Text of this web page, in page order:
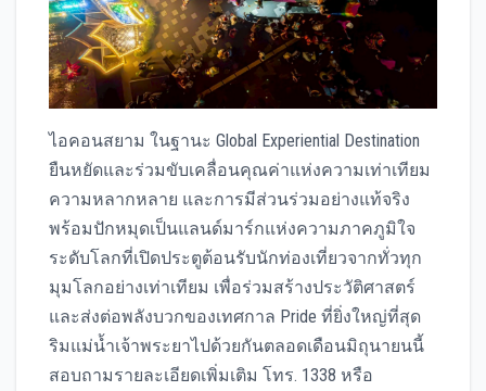
ไอคอนสยาม ในฐานะ Global Experiential Destination
ยืนหยัดและร่วมขับเคลื่อนคุณค่าแห่งความเท่าเทียม
ความหลากหลาย และการมีส่วนร่วมอย่างแท้จริง
พร้อมปักหมุดเป็นแลนด์มาร์กแห่งความภาคภูมิใจ
ระดับโลกที่เปิดประตูต้อนรับนักท่องเที่ยวจากทั่วทุก
มุมโลกอย่างเท่าเทียม เพื่อร่วมสร้างประวัติศาสตร์
และส่งต่อพลังบวกของเทศกาล Pride ที่ยิ่งใหญ่ที่สุด
ริมแม่น้ำเจ้าพระยาไปด้วยกันตลอดเดือนมิถุนายนนี้
สอบถามรายละเอียดเพิ่มเติม โทร. 1338 หรือ